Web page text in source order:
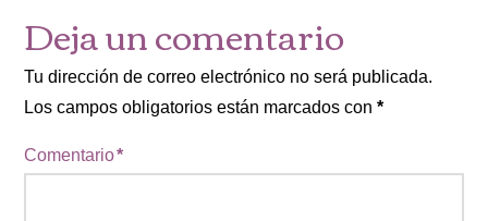
Deja un comentario
Tu dirección de correo electrónico no será publicada.
Los campos obligatorios están marcados con*
Comentario*